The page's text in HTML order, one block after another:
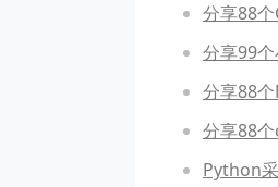
分享88
分享99
分享88
分享88
Python